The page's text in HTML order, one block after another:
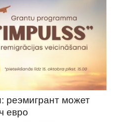
реэмигрант может
евро